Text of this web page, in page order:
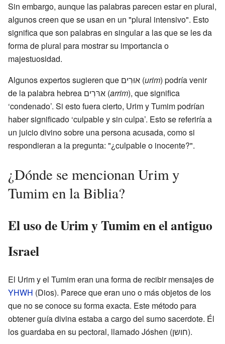
Sin embargo, aunque las palabras parecen estar en plural,
algunos creen que se usan en un "plural intensivo". Esto
significa que son palabras en singular a las que se les da
forma de plural para mostrar su importancia o
majestuosidad.
Algunos expertos sugieren que אוּרִים (urim) podría venir
de la palabra hebrea אּרּרִים (arrim), que significa
‘condenado’. Si esto fuera cierto, Urim y Tumim podrían
haber significado ‘culpable y sin culpa’. Esto se referiría a
un juicio divino sobre una persona acusada, como si
respondieran a la pregunta: "¿culpable o inocente?".
¿Dónde se mencionan Urim y
Tumim en la Biblia?
El uso de Urim y Tumim en el antiguo
Israel
El Urim y el Tumim eran una forma de recibir mensajes de
YHWH (Dios). Parece que eran uno o más objetos de los
que no se conoce su forma exacta. Este método para
obtener guía divina estaba a cargo del sumo sacerdote. Él
los guardaba en su pectoral, llamado Jóshen (חושן).